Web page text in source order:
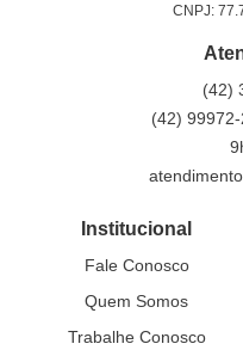
CNPJ:
(42)
(42)
Institucional
Fale Conosco
Quem Somos
Trabalhe Conosco